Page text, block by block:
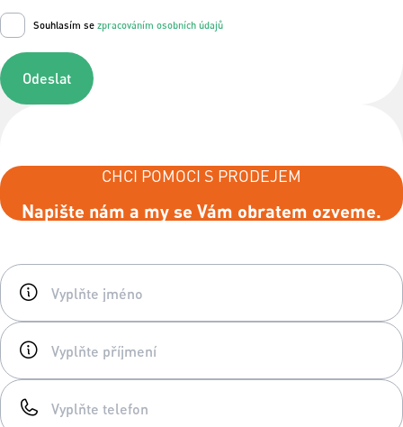
Souhlasím se zpracováním osobních údajů
Odeslat
CHCI POMOCI S PRODEJEM
Napište nám a my se Vám obratem ozveme.